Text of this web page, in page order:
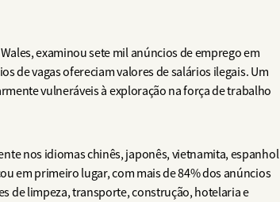
examinou sete mil anúncios de emprego em
de vagas ofereciam valores de salários ilegais. Um
vulneráveis à exploração na força de trabalho
nos idiomas chinês, japonês, vietnamita, espanhol
em primeiro lugar, com mais de 84% dos anúncios
de limpeza, transporte, construção, hotelaria e